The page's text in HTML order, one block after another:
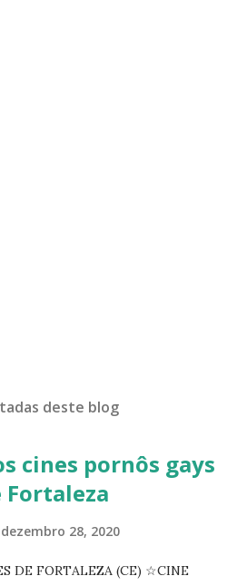
deste blog
cines pornôs gays
Fortaleza
dezembro 28, 2020
DE FORTALEZA (CE) ☆CINE